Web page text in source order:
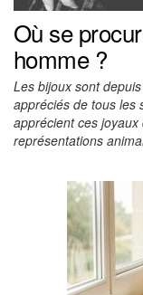
Où se
homme ?
Les bijoux sont
appréciés de tous les
apprécient ces
représentations